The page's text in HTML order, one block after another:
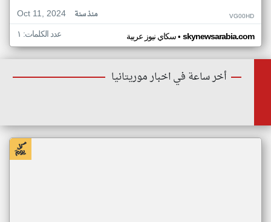
Oct 11, 2024
منذ سنة VG00HD
سكاي نيوز عربية• skynewsarabia.com عدد الكلمات: ١
أخر ساعة في اخبار موريتانيا